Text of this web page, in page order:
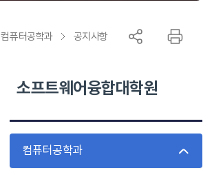
소프트웨어융합대학원
컴퓨터공학과
컴퓨터공학과 공지사항